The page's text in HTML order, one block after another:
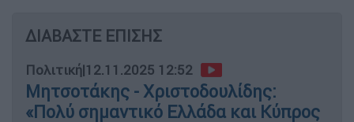
ΔΙΑΒΑΣΤΕ ΕΠΙΣΗΣ
Πολιτική|12.11.2025 12:52
Μητσοτάκης - Χριστοδουλίδης:
«Πολύ σημαντικό Ελλάδα και Κύπρος